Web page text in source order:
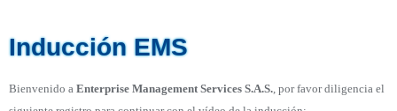
Inducción EMS
Bienvenido a Enterprise Management Services S.A.S., por favor diligencia el